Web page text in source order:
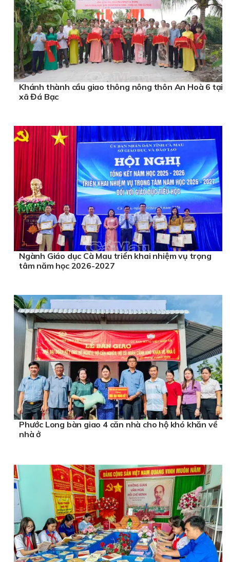
Khánh thành cầu giao thông nông thôn An Hoà 6 tại
xã Đá Bạc
Ngành Giáo dục Cà Mau triển khai nhiệm vụ trọng
tâm năm học 2026-2027
Phước Long bàn giao 4 căn nhà cho hộ khó khăn về
nhà ở